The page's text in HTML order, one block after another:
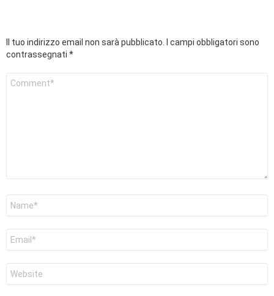
Il tuo indirizzo email non sarà pubblicato.
I campi obbligatori sono
contrassegnati *
Commento
web